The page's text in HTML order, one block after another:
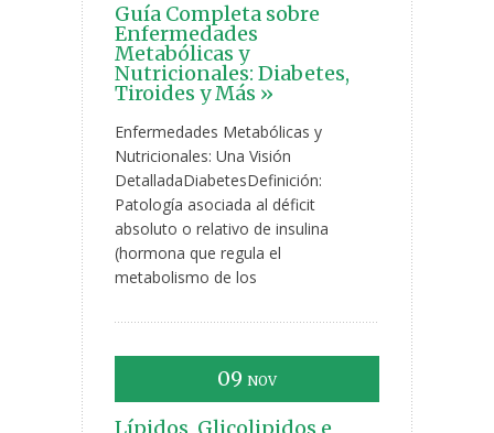
Guía Completa sobre
Enfermedades
Metabólicas y
Nutricionales: Diabetes,
Tiroides y Más »
Enfermedades Metabólicas y
Nutricionales: Una Visión
DetalladaDiabetesDefinición:
Patología asociada al déficit
absoluto o relativo de insulina
(hormona que regula el
metabolismo de los
09 NOV